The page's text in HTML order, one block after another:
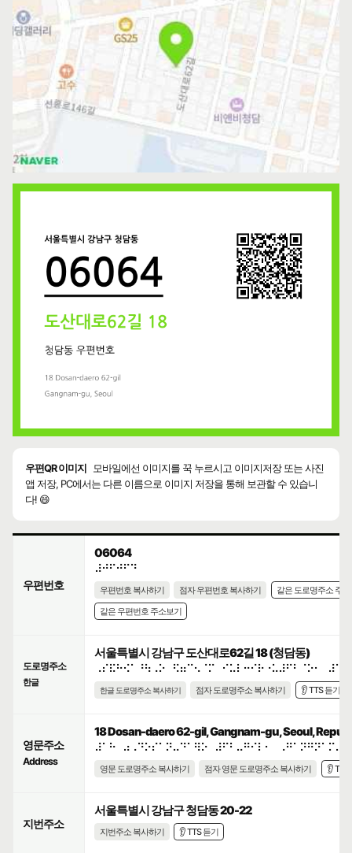
우편QR 이미지
모바일에선 이미지를 꾹 누르시고 이미지저장 또는 사진
앱 저장, PC에서는 다른 이름으로 이미지 저장을 통해 보관할 수 있습니
다! 😄
우편번호
06064
⠼⠚⠋⠚⠋⠙
우편번호 복사하기 점자 우편번호 복사하기
같은 도로명주소 주
같은 우편번호 주소보기
도로명주소
한글
서울특별시 강남구 도산대로62길 18 (청담동)
⠠⠎⠯⠓⠪⠁⠘⠳⠠⠕⠀⠫⠶⠉⠢⠈⠍⠀⠊⠥⠇⠒⠊⠗⠐⠥⠼⠋⠃⠈⠕⠂⠀⠼⠁⠓
한글 도로명주소 복사하기 점자 도로명주소 복사하기 👂 TTS 듣기
영문주소
Address
18 Dosan-daero 62-gil, Gangnam-gu, Seoul,
영문 도로명주소 복사하기 점자 영문 도로명주소 복사하기 👂 TTS
지번주소
서울특별시 강남구 청담동 20-22
지번주소 복사하기 👂 TTS 듣기